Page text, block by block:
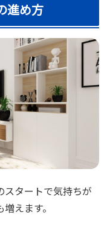
進め方
スタートで気持ちが
えます。